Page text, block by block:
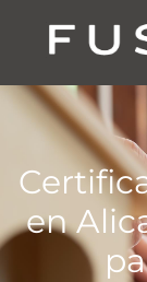
en